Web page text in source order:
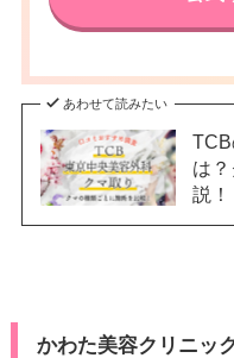
あわせて読みたい
は
説！
かわた美容クリニッ